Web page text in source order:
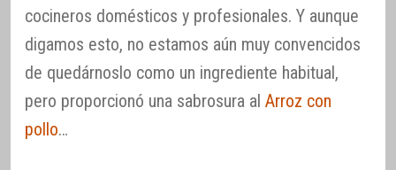
cocineros domésticos y profesionales. Y aunque
digamos esto, no estamos aún muy convencidos
de quedárnoslo como un ingrediente habitual,
pero proporcionó una sabrosura al Arroz con
pollo…